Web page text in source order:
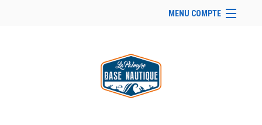
MENU COMPTE
Se connecter
Panier (vide)